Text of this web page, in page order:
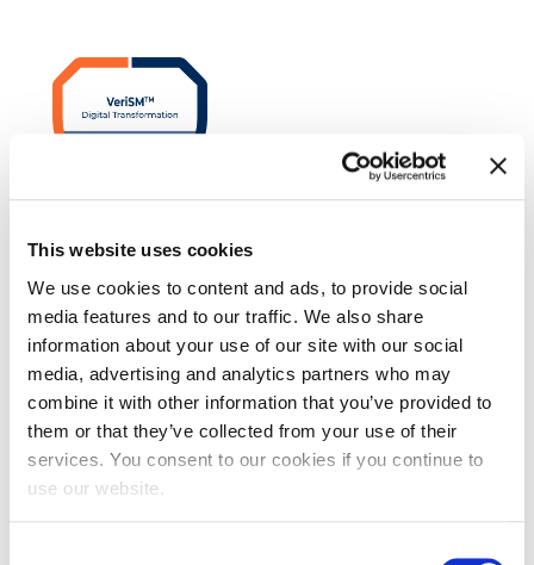
This website uses cookies
We use cookies to content and ads, to provide social
media features and to our traffic. We also share
information about your use of our site with our social
media, advertising and analytics partners who may
combine it with other information that you’ve provided to
them or that they’ve collected from your use of their
services. You consent to our cookies if you continue to
use our website.
VeriSM™ Foundation